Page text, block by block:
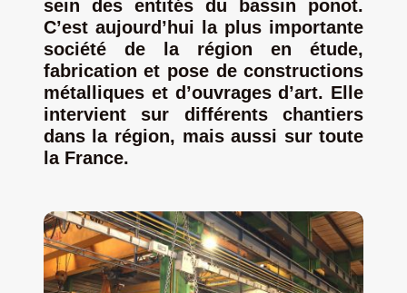
sein des entités du bassin ponot.
C’est aujourd’hui la plus importante
société de la région enétude,
fabrication et pose deconstructions
métalliques et d’ouvrages d’art. Elle
intervient sur différents chantiers
dans la région, mais aussi sur toute
la France.